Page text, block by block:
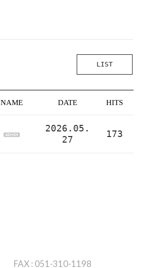
LIST
NAME DATE HITS
2026.05.
27
173
FAX : 051-310-1198